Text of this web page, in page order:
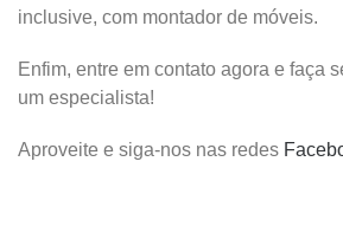
inclusive, com montador de móveis.
Enfim, entre em contato agora e faça
um especialista!
Aproveite e siga-nos nas redes